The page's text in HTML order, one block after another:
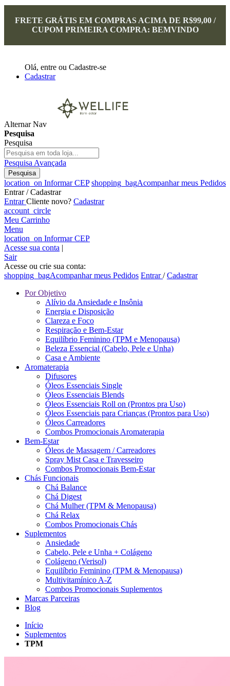
FRETE GRÁTIS EM COMPRAS ACIMA DE R$99,00 /
CUPOM PRIMEIRA COMPRA: BEMVINDO
Olá, entre ou Cadastre-se
Cadastrar
Alternar Nav
Pesquisa
Pesquisa
Pesquisa Avançada
Pesquisa
location_on Informar CEP shopping_bagAcompanhar meus Pedidos
Entrar / Cadastrar
EntrarCliente novo? Cadastrar
account_circle
Meu Carrinho
Menu
location_on Informar CEP
Acesse sua conta |
Sair
Acesse ou crie sua conta:
shopping_bagAcompanhar meus Pedidos Entrar/Cadastrar
Por Objetivo
Alívio da Ansiedade e Insônia
Energia e Disposição
Clareza e Foco
Respiração e Bem-Estar
Equilíbrio Feminino (TPM e Menopausa)
Beleza Essencial (Cabelo, Pele e Unha)
Casa e Ambiente
Aromaterapia
Difusores
Óleos Essenciais Single
Óleos Essenciais Blends
Óleos Essenciais Roll on (Prontos pra Uso)
Óleos Essenciais para Crianças (Prontos para Uso)
Óleos Carreadores
Combos Promocionais Aromaterapia
Bem-Estar
Óleos de Massagem / Carreadores
Spray Mist Casa e Travesseiro
Combos Promocionais Bem-Estar
Chás Funcionais
Chá Balance
Chá Digest
Chá Mulher (TPM & Menopausa)
Chá Relax
Combos Promocionais Chás
Suplementos
Ansiedade
Cabelo, Pele e Unha + Colágeno
Colágeno (Verisol)
Equilíbrio Feminino (TPM & Menopausa)
Multivitamínico A-Z
Combos Promocionais Suplementos
Marcas Parceiras
Blog
Início
Suplementos
TPM